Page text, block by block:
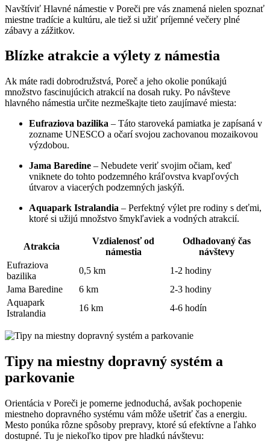
Navštíviť Hlavné námestie v Poreči pre vás znamená nielen spoznať
miestne tradície a kultúru, ale tiež si užiť príjemné večery plné
zábavy a zážitkov.
Blízke atrakcie a výlety z námestia
Ak máte radi dobrodružstvá, Poreč a jeho okolie ponúkajú
množstvo fascinujúcich atrakcií na dosah ruky. Po návšteve
hlavného námestia určite nezmeškajte tieto zaujímavé miesta:
Eufraziova bazilika – Táto staroveká pamiatka je zapísaná v
zozname UNESCO a očarí svojou zachovanou mozaikovou
výzdobou.
Jama Baredine – Nebudete veriť svojim očiam, keď
vniknete do tohto podzemného kráľovstva kvapľových
útvarov a viacerých podzemných jaskýň.
Aquapark Istralandia – Perfektný výlet pre rodiny s deťmi,
ktoré si užijú množstvo šmykľaviek a vodných atrakcií.
Atrakcia
Vzdialenosť od
námestia
Odhadovaný čas
návštevy
Eufraziova
bazilika
0,5 km
1-2 hodiny
Jama Baredine
6 km
2-3 hodiny
Aquapark
Istralandia
16 km 4-6 hodín
Tipy na miestny dopravný systém a
parkovanie
Orientácia v Poreči je pomerne jednoduchá, avšak pochopenie
miestneho dopravného systému vám môže ušetriť čas a energiu.
Mesto ponúka rôzne spôsoby prepravy, ktoré sú efektívne a ľahko
dostupné. Tu je niekoľko tipov pre hladkú návštevu: